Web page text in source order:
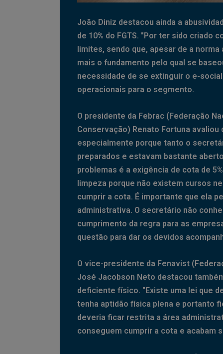
João Diniz destacou ainda a
de 10% do FGTS. "Por ter sido criado
limites, sendo que, apesar de a
mais o fundamento pelo qual se
necessidade de se extinguir o e-
operacionais para o segmento.
O presidente da Febrac (Federação
Conservação) Renato Fortuna
especialmente porque tanto o
preparados e estavam bastante
problemas é a exigência de cota de
limpeza porque não existem cursos
cumprir a cota. É importante que ela
administrativa. O secretário não
cumprimento da regra para as
questão para dar os devidos
O vice-presidente da Fenavist
José Jacobson Neto destacou
deficiente físico. "Existe uma lei que
tenha aptidão física plena e portanto
deveria ficar restrita a área
conseguem cumprir a cota e acabam